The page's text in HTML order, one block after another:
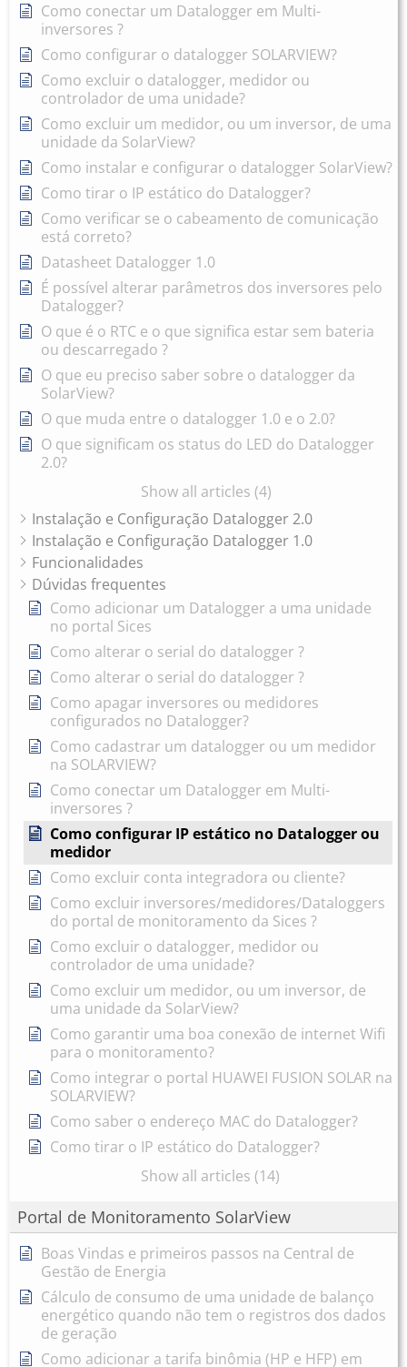
Como conectar um Datalogger em Multi-
inversores ?
Como configurar o datalogger SOLARVIEW?
Como excluir o datalogger, medidor ou
controlador de uma unidade?
Como excluir um medidor, ou um inversor, de uma
unidade da SolarView?
Como instalar e configurar o datalogger SolarView?
Como tirar o IP estático do Datalogger?
Como verificar se o cabeamento de comunicação
está correto?
Datasheet Datalogger 1.0
É possível alterar parâmetros dos inversores pelo
Datalogger?
O que é o RTC e o que significa estar sem bateria
ou descarregado ?
O que eu preciso saber sobre o datalogger da
SolarView?
O que muda entre o datalogger 1.0 e o 2.0?
O que significam os status do LED do Datalogger
2.0?
Show all articles (4)
Instalação e Configuração Datalogger 2.0
Instalação e Configuração Datalogger 1.0
Funcionalidades
Dúvidas frequentes
Como adicionar um Datalogger a uma unidade
no portal Sices
Como alterar o serial do datalogger ?
Como alterar o serial do datalogger ?
Como apagar inversores ou medidores
configurados no Datalogger?
Como cadastrar um datalogger ou um medidor
na SOLARVIEW?
Como conectar um Datalogger em Multi-
inversores ?
Como configurar IP estático no Datalogger ou
medidor
Como excluir conta integradora ou cliente?
Como excluir inversores/medidores/Dataloggers
do portal de monitoramento da Sices ?
Como excluir o datalogger, medidor ou
controlador de uma unidade?
Como excluir um medidor, ou um inversor, de
uma unidade da SolarView?
Como garantir uma boa conexão de internet Wifi
para o monitoramento?
Como integrar o portal HUAWEI FUSION SOLAR na
SOLARVIEW?
Como saber o endereço MAC do Datalogger?
Como tirar o IP estático do Datalogger?
Show all articles (14)
Portal de Monitoramento SolarView
Boas Vindas e primeiros passos na Central de
Gestão de Energia
Cálculo de consumo de uma unidade de balanço
energético quando não tem o registros dos dados
de geração
Como adicionar a tarifa binômia (HP e HFP) em